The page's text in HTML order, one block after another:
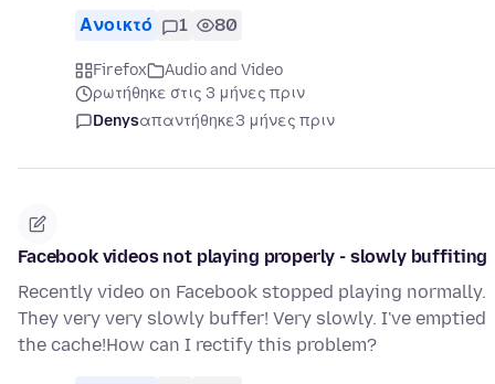
Ανοικτό 1 80
Firefox
Audio and Video
ρωτήθηκε στις 3 μήνες πριν
Denysαπαντήθηκε3 μήνες πριν
Facebook videos not playing properly - slowly buffiting
Recently video on Facebook stopped playing normally.
They very very slowly buffer! Very slowly. I've emptied
the cache!How can I rectify this problem?